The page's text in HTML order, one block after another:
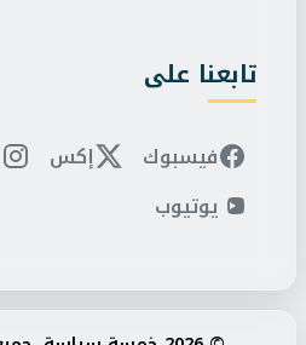
تابعنا على
فيسبوك إكس
يوتيوب